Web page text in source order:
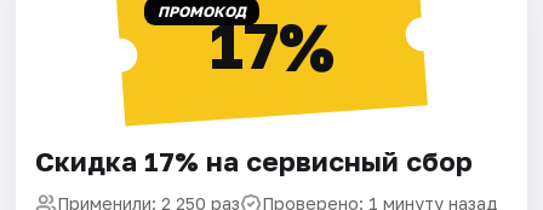
ПРОМОКОД17%
Скидка 17% на сервисный сбор
Применили: 2 250 раз Проверено: 1 минуту назад